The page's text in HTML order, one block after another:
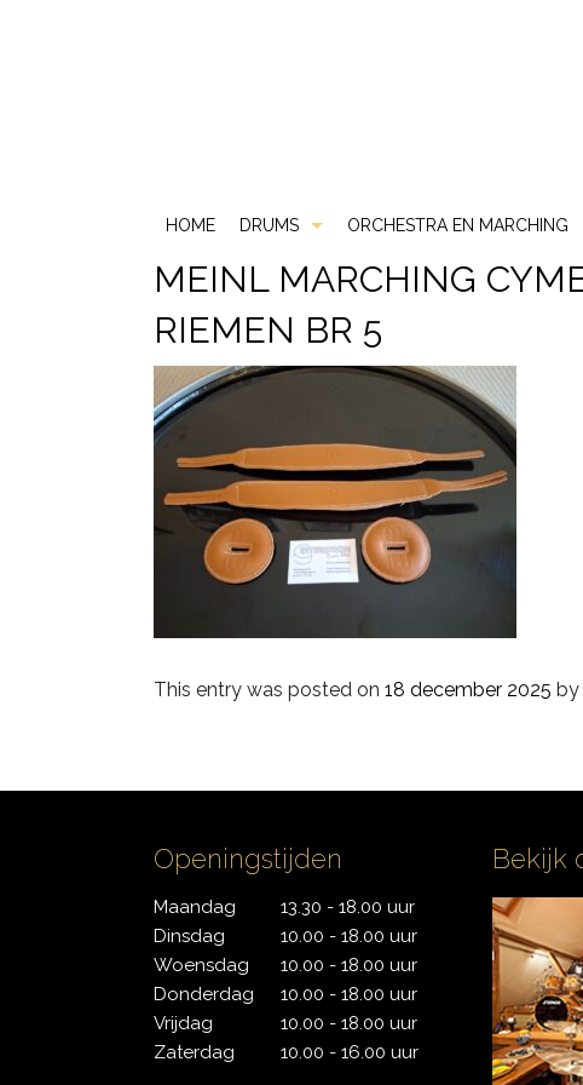
HOME DRUMS
Akoestische Drums
DS
DW
Ludwig
Mapex
PDP
Tama
Yamaha
Elektrische Drums
2 Box
Carlsbro
Yamaha
Snare Drums
ORCHESTRA EN MARCHING
MEINL MARCHING
RIEMEN BR 5
This entry was posted on 18 december 2025 by
Openingstijden
Maandag
Dinsdag
Woensdag
Donderdag
Vrijdag
Zaterdag
13.30 - 18.00 uur
10.00 - 18.00 uur
10.00 - 18.00 uur
10.00 - 18.00 uur
10.00 - 18.00 uur
10.00 - 16.00 uur
Bekijk